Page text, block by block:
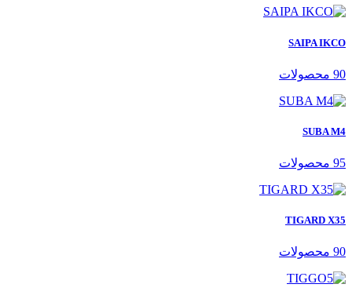
SAIPA IKCO
90 محصولات
SUBA M4
95 محصولات
TIGARD X35
90 محصولات